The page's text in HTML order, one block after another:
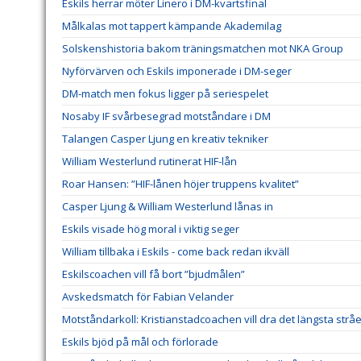
Eskils herrar möter Linero i DM-kvartsfinal
Målkalas mot tappert kämpande Akademilag
Solskenshistoria bakom träningsmatchen mot NKA Group
Nyförvärven och Eskils imponerade i DM-seger
DM-match men fokus ligger på seriespelet
Nosaby IF svårbesegrad motståndare i DM
Talangen Casper Ljung en kreativ tekniker
William Westerlund rutinerat HIF-lån
Roar Hansen: ”HIF-lånen höjer truppens kvalitet”
Casper Ljung & William Westerlund lånas in
Eskils visade hög moral i viktig seger
William tillbaka i Eskils - come back redan ikväll
Eskilscoachen vill få bort ”bjudmålen”
Avskedsmatch för Fabian Velander
Motståndarkoll: Kristianstadcoachen vill dra det längsta
Eskils bjöd på mål och förlorade